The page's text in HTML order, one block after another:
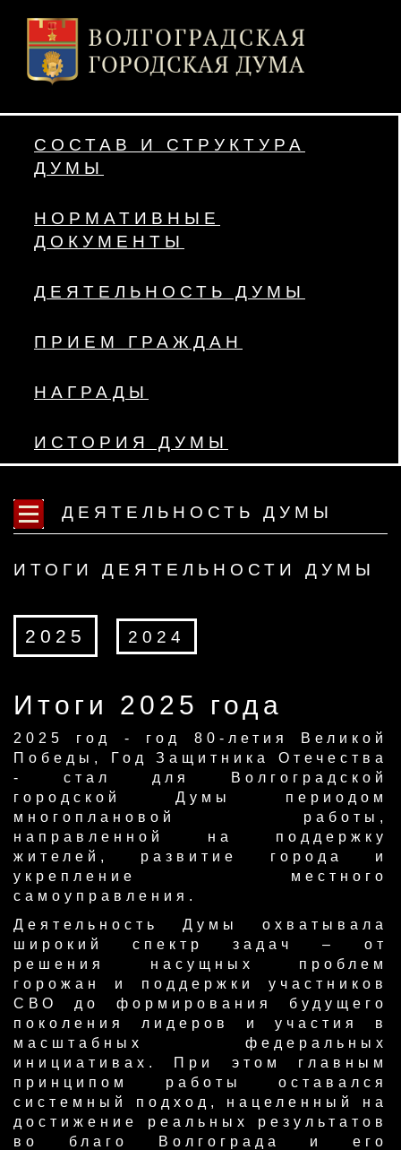
СОСТАВ И СТРУКТУРА
ДУМЫ
НОРМАТИВНЫЕ
ДОКУМЕНТЫ
ДЕЯТЕЛЬНОСТЬ ДУМЫ
ПРИЕМ ГРАЖДАН
НАГРАДЫ
ИСТОРИЯ ДУМЫ
ДЕЯТЕЛЬНОСТЬ ДУМЫ
ИТОГИ ДЕЯТЕЛЬНОСТИ ДУМЫ
2025 2024
Итоги 2025 года
​2025 год - год 80-летия Великой
Победы, Год Защитника Отечества
- стал для Волгоградской
городской Думы периодом
многоплановой работы,
направленной на поддержку
жителей, развитие города и
укрепление местного
самоуправления.
Деятельность Думы охватывала
широкий спектр задач – от
решения насущных проблем
горожан и поддержки участников
СВО до формирования будущего
поколения лидеров и участия в
масштабных федеральных
инициативах. При этом главным
принципом работы оставался
системный подход, нацеленный на
достижение реальных результатов
во благо Волгограда и его